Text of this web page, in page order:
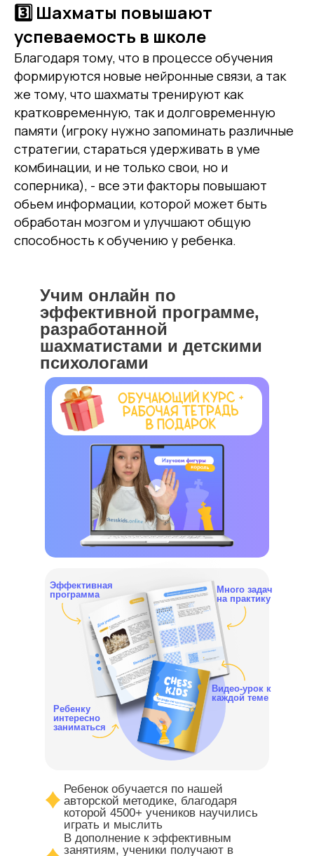
3️⃣ Шахматы повышают
успеваемость в школе
Благодаря тому, что в процессе обучения
формируются новые нейронные связи, а так
же тому, что шахматы тренируют как
кратковременную, так и долговременную
памяти (игроку нужно запоминать различные
стратегии, стараться удерживать в уме
комбинации, и не только свои, но и
соперника), - все эти факторы повышают
обьем информации, которой может быть
обработан мозгом и улучшают общую
способность к обучению у ребенка.
Ребенку
интересно
заниматься
Эффективная
программа
Видео-урок к
каждой теме
Много задач
на практику
Учим онлайн по
эффективной программе,
разработанной
шахматистами и детскими
психологами
В дополнение к эффективным
занятиям, ученики получают в
Ребенок обучается по нашей
авторской методике, благодаря
которой 4500+ учеников научились
играть и мыслить